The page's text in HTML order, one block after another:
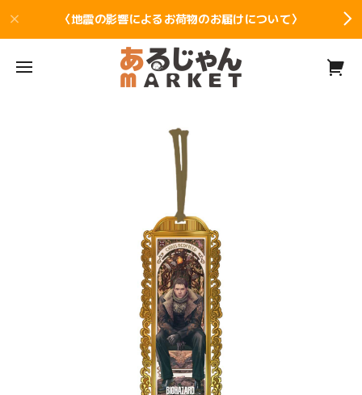
〈地震の影響によるお荷物のお届けについて〉